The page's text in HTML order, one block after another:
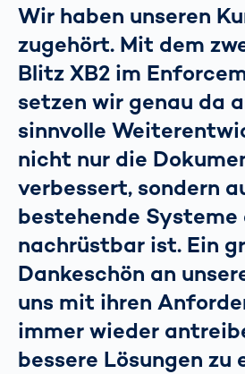
Wir haben unseren
zugehört. Mit dem
Blitz XB2 im
setzen wir genau da
sinnvolle
nicht nur die
verbessert, sondern
bestehende
nachrüstbar ist. Ein
Dankeschön an
uns mit ihren
immer wieder
bessere Lösungen zu